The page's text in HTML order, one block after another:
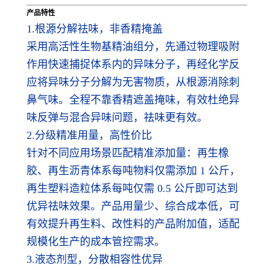
产品特性
1.根源分解祛味，非香精掩盖
采用高活性生物基精油组分，先通过物理吸附
作用快速捕捉体系内的异味分子，再经化学反
应将异味分子分解为无害物质，从根源消除刺
鼻气味。全程不靠香精遮盖掩味，有效杜绝异
味反弹与混合异味问题，祛味更有效。
2.分级精准用量，高性价比
针对不同应用场景匹配精准添加量：再生橡
胶、再生沥青体系每吨物料仅需添加 1 公斤，
再生塑料造粒体系每吨仅需 0.5 公斤即可达到
优异祛味效果。产品用量少、综合成本低，可
有效提升再生料、改性料的产品附加值，适配
规模化生产的成本管控需求。
3.液态剂型，分散相容性优异